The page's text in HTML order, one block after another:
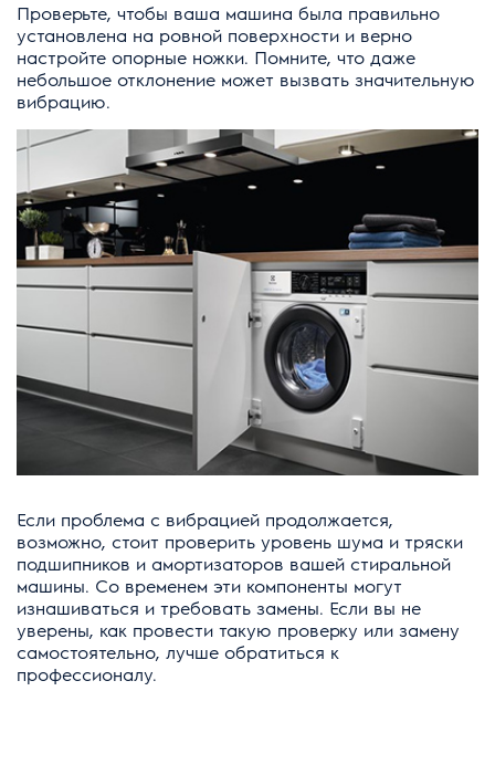
Проверьте, чтобы ваша машина была правильно
установлена на ровной поверхности и верно
настройте опорные ножки. Помните, что даже
небольшое отклонение может вызвать значительную
вибрацию.
Если проблема с вибрацией продолжается,
возможно, стоит проверить уровень шума и тряски
подшипников и амортизаторов вашей стиральной
машины. Со временем эти компоненты могут
изнашиваться и требовать замены. Если вы не
уверены, как провести такую проверку или замену
самостоятельно, лучше обратиться к
профессионалу.